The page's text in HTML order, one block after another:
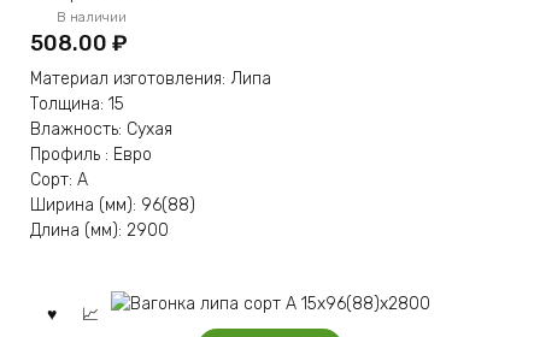
В наличии
508.00 ₽
Материал изготовления: Липа
Толщина: 15
Влажность: Сухая
Профиль : Евро
Сорт: А
Ширина (мм): 96(88)
Длина (мм): 2900